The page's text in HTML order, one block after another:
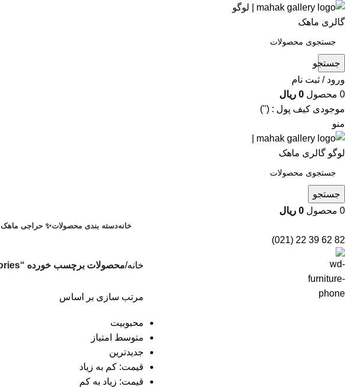
جستجو
ورود / ثبت نام
0 محصول 0 ریال
موجودی کیف پول : ('')
منو
جستجو
0 محصول 0 ریال
خانهدسته بندی محصولات✨ حراجی ماهک
82 62 39 22 (021)
خانه محصولات برچسب خورده “luxury bathroom accessories”
مرتب سازی بر اساس
محبوبیت
متوسط امتیاز
جدیدترین
قیمت: کم به زیاد
قیمت: زیاد به کم